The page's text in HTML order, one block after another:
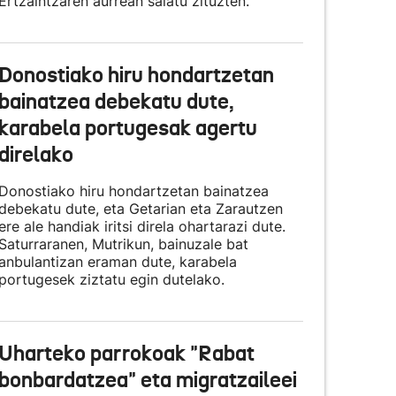
hiru hondartzetan
debekatu dute,
portugesak agertu
hiru hondartzetan bainatzea
dute, eta Getarian eta Zarautzen
ale handiak iritsi direla ohartarazi dute.
Mutrikun, bainuzale bat
eraman dute, karabela
ziztatu egin dutelako.
parrokoak "Rabat
eta migratzaileei